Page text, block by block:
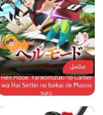
مكتمل
Hell Mode: Yarikomizuki no Gamer
wa Hai Settei no Isekai de Musou
suru